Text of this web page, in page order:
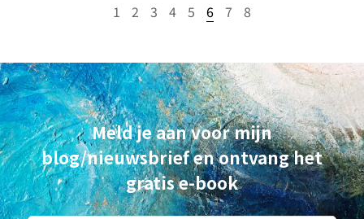
1 2 3 4 5 6 7 8
Meld je aan voor mijn
blog/nieuwsbrief en ontvang het
gratis e-book